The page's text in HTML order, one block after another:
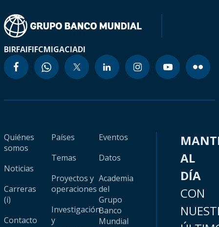
BIRFAIFIFCMIGACIADI
Quiénes
somos
Noticias
Carreras
(i)
Contacto
Países
Temas
Proyectos y
operaciones
Investigación
y
Eventos
Datos
Academia
del
Grupo
Banco
Mundial
AL
DÍA
CON